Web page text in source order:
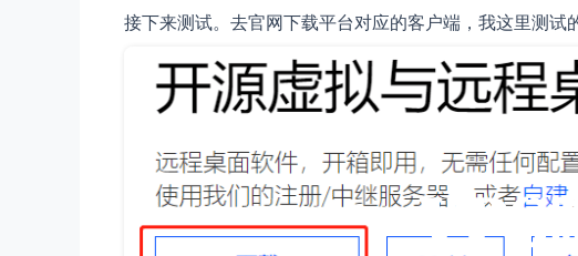
接下来测试。去官网下载平台对应的客户端，我这里测